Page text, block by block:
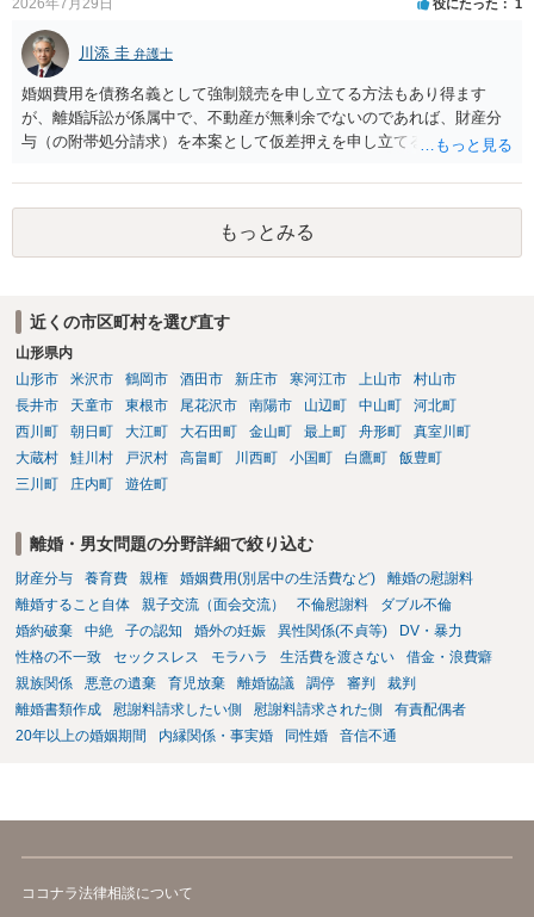
ことが多いというのが私の印象です。 ２ 質問② ご記載の内容が
減額を進めるうえでの交渉材料かと思います。 なお、ご自身が離
婚しないことは、交渉材料にはならないかと思いますので、ご注意く
ださい。 また、相手夫婦の婚姻関係が既に破綻していたことや、
相手女性が結婚しているとは知らなかったと主張することもあります
が、 ケースバイケースですので、ご自身の場合にそれらの主張が
が、 ２００万円でも、５０万円でも、公序良俗に反するほど高額
と思います。 そのうえで、合意できるかは、相手も納得できるか
否かにかかってはきますが。 ４ 質問④ ご記載の内容からは判断
できないのですが、 清算条項を記載しないで合意することはリス
クがありますので、むしろ、原則としては、清算条項を記載するべき
であるとお考えいただくといいです。 ご質問に対する回答は以上で
すが、可能であれば、ご依頼になるかは別として、お近くの弁護士に
直接相談されて、 今後の対応についてアドバイス等を求めることを
お勧めいたします。 ご参考にしていただければ幸いです。
役にたった 1
川添 圭 弁護士
婚姻費用を債務名義として強制競売を申し立てる方法もあり得ます
が、離婚訴訟が係属中で、不動産が無剰余でないのであれば、財産分
与（の附帯処分請求）を本案として仮差押えを申し立てる（法的には
えられます。弁護士へ依頼しているのであれば、担当弁護士とよく相
談してください。
もっとみる
近くの市区町村を選び直す
山形県内
山形市
米沢市 鶴岡市 酒田市 新庄市 寒河江市 上山市
村山市
長井市
天童市 東根市 尾花沢市 南陽市 山辺町 中山町
河北町
西川町
朝日町 大江町 大石田町 金山町 最上町 舟形町
真室川町
大蔵村
鮭川村 戸沢村 高畠町 川西町 小国町 白鷹町
飯豊町
三川町
庄内町 遊佐町
離婚・男女問題の分野詳細で絞り込む
財産分与 養育費 親権 婚姻費用(別居中の生活費など)
離婚の慰謝料
離婚すること自体
親子交流（面会交流） 不倫慰謝料
ダブル不倫
婚約破棄
中絶 子の認知 婚外の妊娠 異性関係(不貞等)
DV・暴力
性格の不一致
セックスレス モラハラ 生活費を渡さない
借金・浪費癖
親族関係
悪意の遺棄 育児放棄 離婚協議 調停 審判
裁判
離婚書類作成
慰謝料請求したい側 慰謝料請求された側
有責配偶者
20年以上の婚姻期間
内縁関係・事実婚 同性婚 音信不通
ココナラ法律相談について